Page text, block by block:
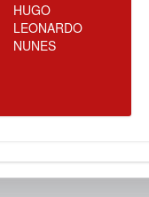
HUGO
LEONARDO
NUNES